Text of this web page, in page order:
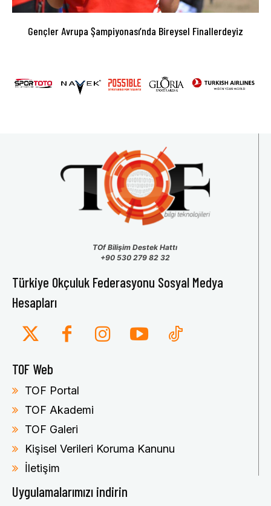
Gençler Avrupa Şampiyonası’nda Bireysel Finallerdeyiz
TOf Bilişim Destek Hattı
+90 530 279 82 32
Türkiye Okçuluk Federasyonu Sosyal Medya
Hesapları
TOF Web
TOF Portal
TOF Akademi
TOF Galeri
Kişisel Verileri Koruma Kanunu
İletişim
Uygulamalarımızı indirin